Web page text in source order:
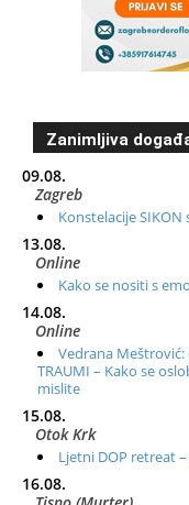
Zanimljiva
09.08.
Zagreb
Konstelacije
13.08.
Online
Kako se nositi s
14.08.
Online
Vedrana Meštrović:
TRAUMI – Kako se
mislite
15.08.
Otok Krk
Ljetni DOP retreat
16.08.